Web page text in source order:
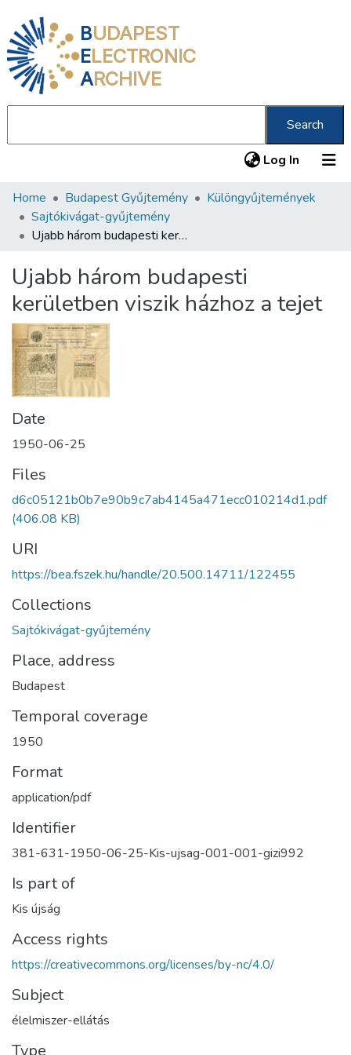
BUDAPEST
ELECTRONIC
ARCHIVE
Search
Log In (current)
Communities & Collections
All of DSpace
About us
Home Budapest Gyűjtemény
Különgyűjtemények
Sajtókivágat-gyűjtemény
Ujabb három budapesti kerületben viszik házhoz a tejet
Ujabb három budapesti
kerületben viszik házhoz a tejet
Date
1950-06-25
Files
d6c05121b0b7e90b9c7ab4145a471ecc010214d1.pdf
(406.08 KB)
URI
https://bea.fszek.hu/handle/20.500.14711/122455
Collections
Sajtókivágat-gyűjtemény
Place, address
Budapest
Temporal coverage
1950
Format
application/pdf
Identifier
381-631-1950-06-25-Kis-ujsag-001-001-gizi992
Is part of
Kis újság
Access rights
https://creativecommons.org/licenses/by-nc/4.0/
Subject
élelmiszer-ellátás
Type